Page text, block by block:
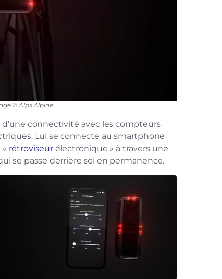
© Alps Alpine
connectivité avec les compteurs
Lui se connecte au smartphone
rétroviseur électronique » à travers une
se passe derrière soi en permanence.